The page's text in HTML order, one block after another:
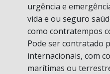
urgência e
vida e ou seguro
como contratempos
Pode ser contratado
internacionais, com
marítimas ou